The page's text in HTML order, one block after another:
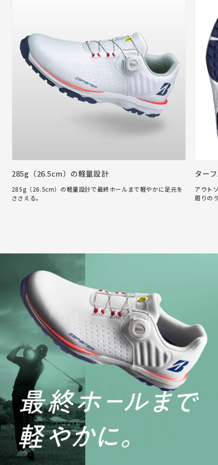
285g（26.5cm）の軽量設計
285g（26.5cm）の軽量設計で最終ホールまで軽やかに足元を
ささえる。
ター
アウト
周りの